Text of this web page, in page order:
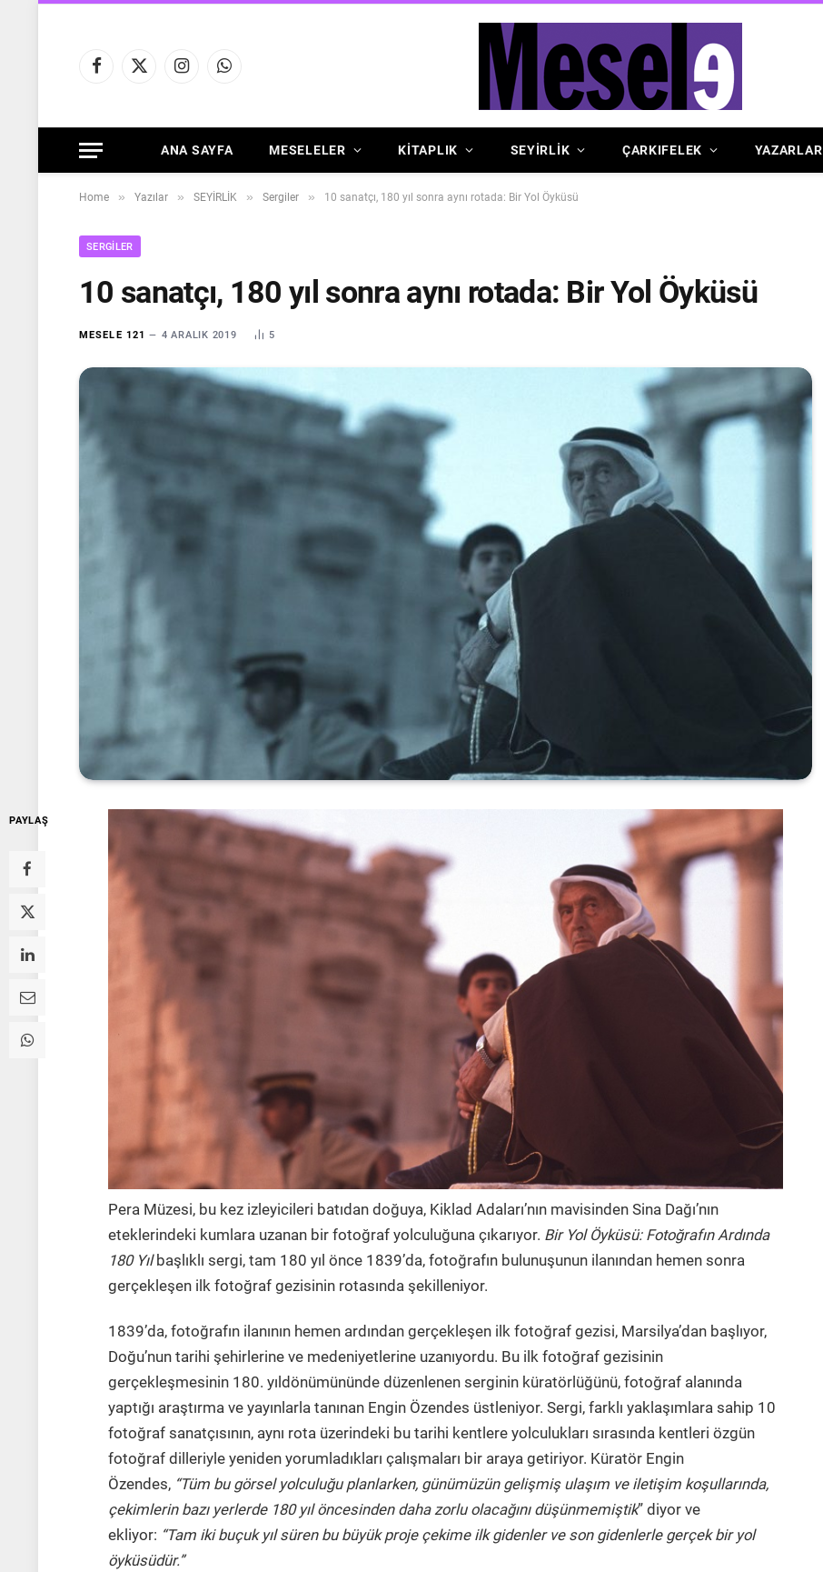
Facebook
X
InstagramWhatsApp
ANA SAYFA MESELELER KİTAPLIK SEYİRLİK ÇARKIFELEK YAZARLAR
Home » Yazılar » SEYİRLİK » Sergiler » 10 sanatçı, 180 yıl sonra aynı rotada: Bir Yol Öyküsü
SERGILER
10 sanatçı, 180 yıl sonra aynı rotada: Bir Yol Öyküsü
MESELE 121 4 ARALIK 2019 5
PAYLAŞ
Pera Müzesi, bu kez izleyicileri batıdan doğuya, Kiklad Adaları’nın mavisinden Sina Dağı’nın
eteklerindeki kumlara uzanan bir fotoğraf yolculuğuna çıkarıyor. Bir Yol Öyküsü: Fotoğrafın Ardında
180 Yılbaşlıklı sergi, tam 180 yıl önce 1839’da, fotoğrafın bulunuşunun ilanından hemen sonra
gerçekleşen ilk fotoğraf gezisinin rotasında şekilleniyor.
1839’da, fotoğrafın ilanının hemen ardından gerçekleşen ilk fotoğraf gezisi, Marsilya’dan başlıyor,
Doğu’nun tarihi şehirlerine ve medeniyetlerine uzanıyordu. Bu ilk fotoğraf gezisinin
gerçekleşmesinin 180. yıldönümününde düzenlenen serginin küratörlüğünü, fotoğraf alanında
yaptığı araştırma ve yayınlarla tanınan Engin Özendes üstleniyor. Sergi, farklı yaklaşımlara sahip 10
fotoğraf sanatçısının, aynı rota üzerindeki bu tarihi kentlere yolculukları sırasında kentleri özgün
fotoğraf dilleriyle yeniden yorumladıkları çalışmaları bir araya getiriyor. Küratör Engin
Özendes, “Tüm bu görsel yolculuğu planlarken, günümüzün gelişmiş ulaşım ve iletişim koşullarında,
çekimlerin bazı yerlerde 180 yıl öncesinden daha zorlu olacağını düşünmemiştik” diyor ve
ekliyor: “Tam iki buçuk yıl süren bu büyük proje çekime ilk gidenler ve son gidenlerle gerçek bir yol
öyküsüdür.”